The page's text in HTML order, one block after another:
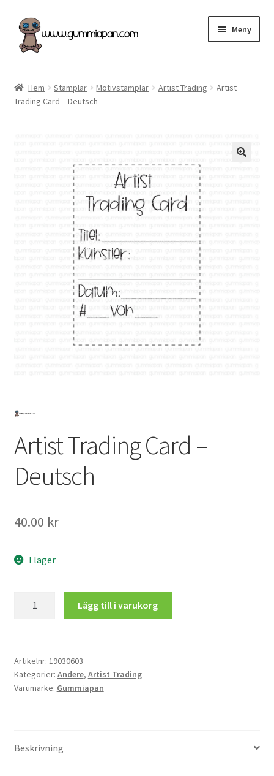
Hoppa
till
navigering
Hoppa
till
innehåll
Meny
Kategorier
Återförsäljare
Hem Stämplar Motivstämplar Artist Trading
Artist
Trading Card – Deutsch
Artist Trading Card –
Deutsch
40.00 kr
I lager
Deutsch
mängd
Lägg till i varukorg
Artikelnr: 19030603
Kategorier: Andere, Artist Trading
Varumärke: Gummiapan
Beskrivning